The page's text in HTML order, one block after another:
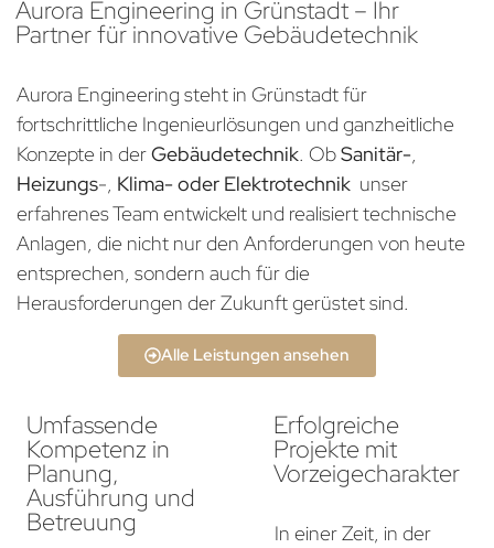
Aurora Engineering in Grünstadt – Ihr
Partner für innovative Gebäudetechnik
Aurora Engineering steht in Grünstadt für
fortschrittliche Ingenieurlösungen und ganzheitliche
Konzepte in derGebäudetechnik. ObSanitär-,
Heizungs-, Klima- oder Elektrotechnik unser
erfahrenes Team entwickelt und realisiert technische
Anlagen, die nicht nur den Anforderungen von heute
entsprechen, sondern auch für die
Herausforderungen der Zukunft gerüstet sind.
Alle Leistungen ansehen
Umfassende
Kompetenz in
Planung,
Ausführung und
Betreuung
Erfolgreiche
Projekte mit
Vorzeigecharakter
In einer Zeit, in der